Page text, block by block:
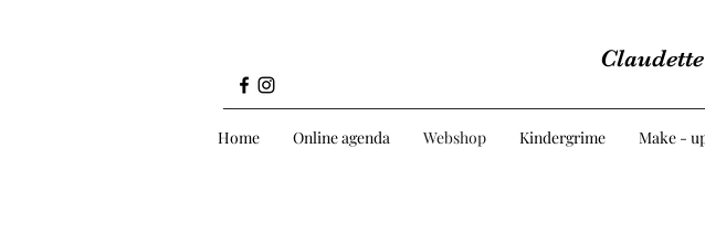
Home Online agenda Webshop Kindergrime Make -